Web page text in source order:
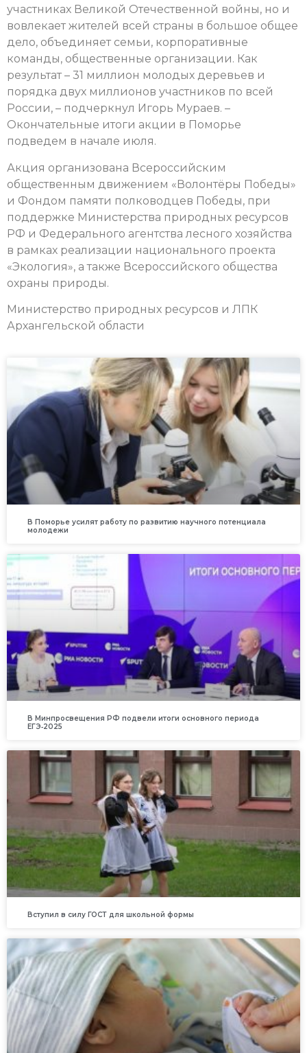
участниках Великой Отечественной войны, но и
вовлекает жителей всей страны в большое общее
дело, объединяет семьи, корпоративные
команды, общественные организации. Как
результат – 31 миллион молодых деревьев и
порядка двух миллионов участников по всей
России, – подчеркнул Игорь Мураев. –
Окончательные итоги акции в Поморье
подведем в начале июля.
Акция организована Всероссийским
общественным движением «Волонтёры Победы»
и Фондом памяти полководцев Победы, при
поддержке Министерства природных ресурсов
РФ и Федерального агентства лесного хозяйства
в рамках реализации национального проекта
«Экология», а также Всероссийского общества
охраны природы.
Министерство природных ресурсов и ЛПК
Архангельской области
В Поморье усилят работу по развитию научного потенциала
молодежи
В Минпросвещения РФ подвели итоги основного периода
ЕГЭ‑2025
Вступил в силу ГОСТ для школьной формы